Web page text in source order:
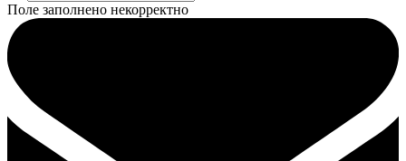
Поле заполнено некорректно